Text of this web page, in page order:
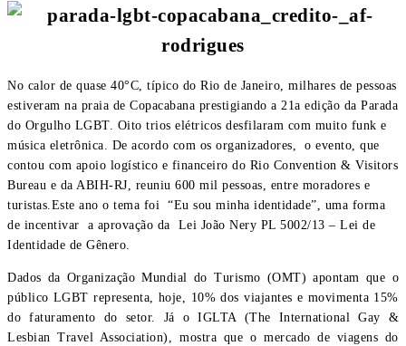
No calor de quase 40°C, típico do Rio de Janeiro, milhares de pessoas
estiveram na praia de Copacabana prestigiando a 21a edição da Parada
do Orgulho LGBT. Oito trios elétricos desfilaram com muito funk e
música eletrônica. De acordo com os organizadores, o evento, que
contou com apoio logístico e financeiro do Rio Convention & Visitors
Bureau e da ABIH-RJ, reuniu 600 mil pessoas, entre moradores e
turistas.Este ano o tema foi “Eu sou minha identidade”, uma forma
de incentivar a aprovação da Lei João Nery PL 5002/13 – Lei de
Identidade de Gênero.
Dados da Organização Mundial do Turismo (OMT) apontam que o
público LGBT representa, hoje, 10% dos viajantes e movimenta 15%
do faturamento do setor. Já o IGLTA (The International Gay &
Lesbian Travel Association), mostra que o mercado de viagens do